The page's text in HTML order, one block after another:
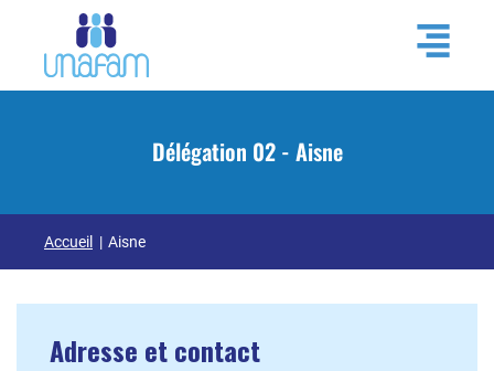
Délégation 02 - Aisne
Accueil Aisne
Adresse et contact